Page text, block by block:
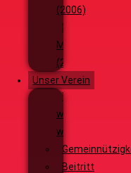
(2006)
Die
Monsterjagd
(2005)
Unser Verein
Wieso,
weshalb,
warum?!
Beitritt